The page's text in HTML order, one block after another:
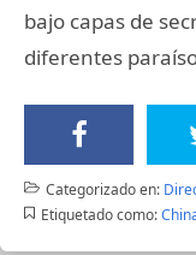
bajo capas de
diferentes
Categorizado en:
Etiquetado como: